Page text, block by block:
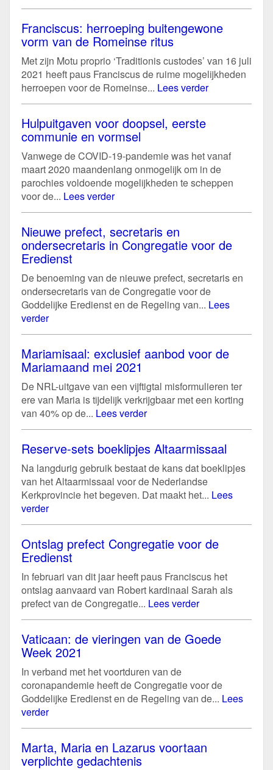
Franciscus: herroeping buitengewone
vorm van de Romeinse ritus
Met zijn Motu proprio ‘Traditionis custodes’ van 16 juli
2021 heeft paus Franciscus de ruime mogelijkheden
herroepen voor de Romeinse... Lees verder
Hulpuitgaven voor doopsel, eerste
communie en vormsel
Vanwege de COVID-19-pandemie was het vanaf
maart 2020 maandenlang onmogelijk om in de
parochies voldoende mogelijkheden te scheppen
voor de... Lees verder
Nieuwe prefect, secretaris en
ondersecretaris in Congregatie voor de
Eredienst
De benoeming van de nieuwe prefect, secretaris en
ondersecretaris van de Congregatie voor de
Goddelijke Eredienst en de Regeling van... Lees
verder
Mariamisaal: exclusief aanbod voor de
Mariamaand mei 2021
De NRL-uitgave van een vijftigtal misformulieren ter
ere van Maria is tijdelijk verkrijgbaar met een korting
van 40% op de... Lees verder
Reserve-sets boeklipjes Altaarmissaal
Na langdurig gebruik bestaat de kans dat boeklipjes
van het Altaarmissaal voor de Nederlandse
Kerkprovincie het begeven. Dat maakt het... Lees
verder
Ontslag prefect Congregatie voor de
Eredienst
In februari van dit jaar heeft paus Franciscus het
ontslag aanvaard van Robert kardinaal Sarah als
prefect van de Congregatie... Lees verder
Vaticaan: de vieringen van de Goede
Week 2021
In verband met het voortduren van de
coronapandemie heeft de Congregatie voor de
Goddelijke Eredienst en de Regeling van de... Lees
verder
Marta, Maria en Lazarus voortaan
verplichte gedachtenis